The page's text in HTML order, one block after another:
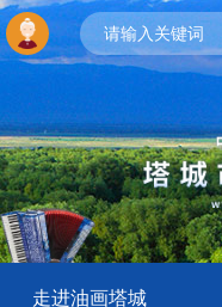
走进油画塔城